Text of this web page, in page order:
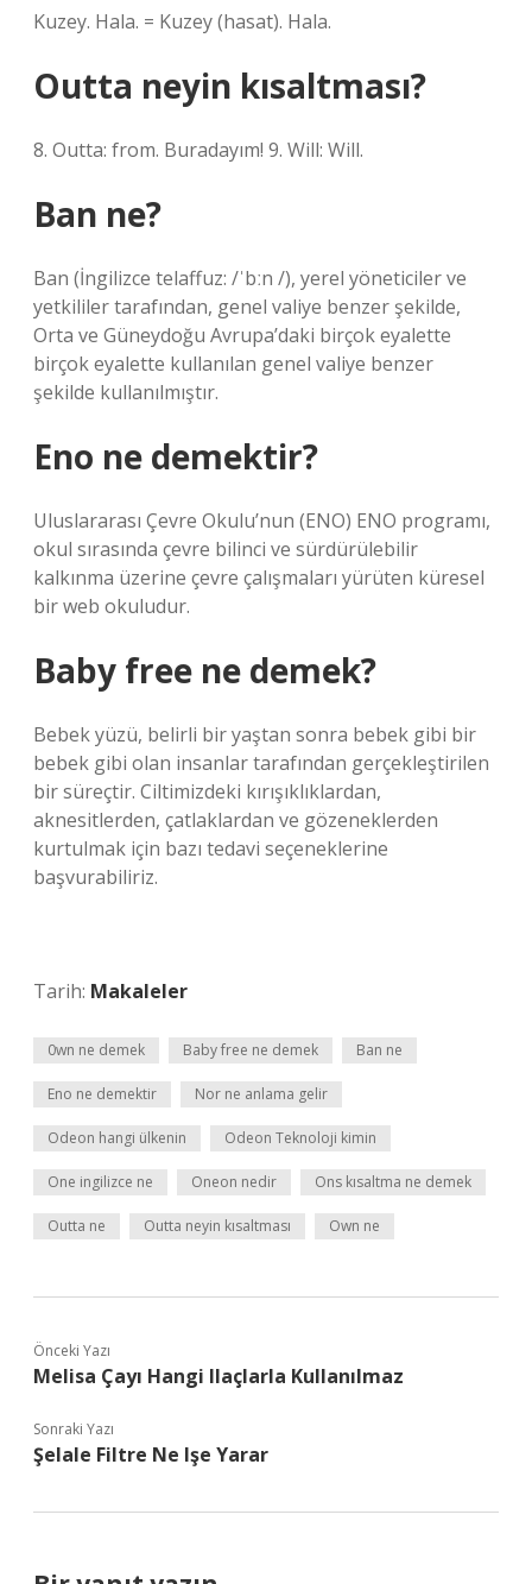
Kuzey. Hala. = Kuzey (hasat). Hala.
Outta neyin kısaltması?
8. Outta: from. Buradayım! 9. Will: Will.
Ban ne?
Ban (İngilizce telaffuz: /ˈbːn /), yerel yöneticiler ve
yetkililer tarafından, genel valiye benzer şekilde,
Orta ve Güneydoğu Avrupa’daki birçok eyalette
birçok eyalette kullanılan genel valiye benzer
şekilde kullanılmıştır.
Eno ne demektir?
Uluslararası Çevre Okulu’nun (ENO) ENO programı,
okul sırasında çevre bilinci ve sürdürülebilir
kalkınma üzerine çevre çalışmaları yürüten küresel
bir web okuludur.
Baby free ne demek?
Bebek yüzü, belirli bir yaştan sonra bebek gibi bir
bebek gibi olan insanlar tarafından gerçekleştirilen
bir süreçtir. Ciltimizdeki kırışıklıklardan,
aknesitlerden, çatlaklardan ve gözeneklerden
kurtulmak için bazı tedavi seçeneklerine
başvurabiliriz.
Tarih: Makaleler
0wn ne demek Baby free ne demek Ban ne
Eno ne demektir Nor ne anlama gelir
Odeon hangi ülkenin Odeon Teknoloji kimin
One ingilizce ne Oneon nedir Ons kısaltma ne demek
Outta ne Outta neyin kısaltması Own ne
Önceki Yazı
Melisa Çayı Hangi Ilaçlarla Kullanılmaz
Sonraki Yazı
Şelale Filtre Ne Işe Yarar